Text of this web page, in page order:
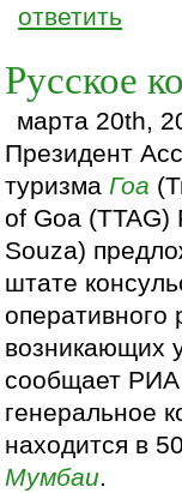
ответить
Русское
марта 20th,
Президент
туризма Гоа
of Goa
Souza)
штате
возникающих
сообщает
генеральное
находится в
Мумбаи.